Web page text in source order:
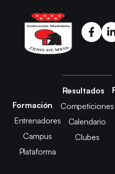
Formación
Entrenadores
Campus
Plataforma
Resultados
Competiciones
Calendario
Clubes